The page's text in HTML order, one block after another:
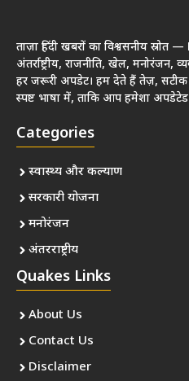
ताज़ा हिंदी खबरों का विश्वसनीय स्रोत
अंतर्राष्ट्रीय, राजनीति, खेल, मनोरंजन,
हर जरूरी अपडेट। हम देते हैं तेज़,
स्पष्ट भाषा में, ताकि आप हमेशा अपडेटेड
Categories
स्वास्थ्य और कल्याण
सरकारी योजना
मनोरंजन
अंतरराष्ट्रीय
Quakes Links
About Us
Contact Us
Disclaimer